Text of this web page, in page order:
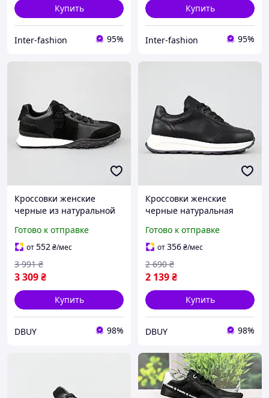
Купить
Inter-fashion 95%
Купить
Inter-fashion 95%
Кроссовки женские
черные из натуральной
спортивные DBUY
Кросівки жіночі чорні з
натуральної шкіри
демісезон
Готово к отправке
от552₴/мес
3 309₴
3 991 ₴
Купить
DBUY 98%
Кроссовки женские
черные натуральная
спортивные DBUY
Кросівки жіночі чорні
натуральна шкіра
демісезон спортивні
Готово к отправке
от356₴/мес
2 139₴
2 690 ₴
Купить
DBUY 98%